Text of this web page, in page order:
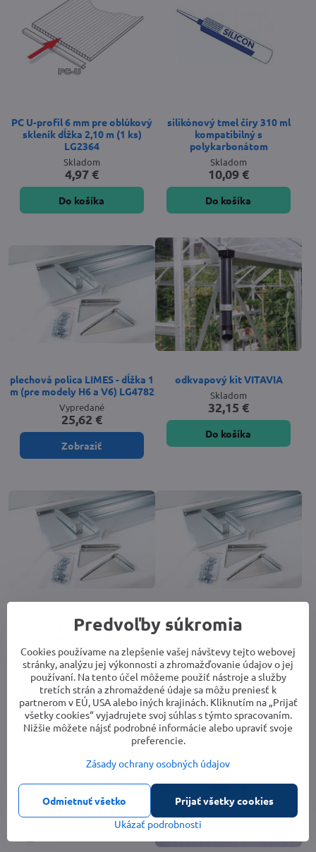
PC U-profil 6 mm pre oblúkový
skleník dĺžka 2,10 m (1 ks)
LG2364
Skladom
4,97 €
Do košíka
silikónový tmel číry 310 ml
kompatibilný s
polykarbonátom
Skladom
10,09 €
Do košíka
plechová polica LIMES - dĺžka 1
m (pre modely H6 a V6) LG4782
Vypredané
25,62 €
Zobraziť
odkvapový kit VITAVIA
Skladom
32,15 €
Do košíka
plechová polica LIMES - dĺžka
LG4781
Vypredané
40,53 €
Zobraziť
plechová polica LIMES - dĺžka
LG4780
Vypredané
40,53 €
Zobraziť
Predvoľby súkromia
Cookies používame na zlepšenie vašej návštevy tejto webovej
stránky, analýzu jej výkonnosti a zhromažďovanie údajov o jej
používaní. Na tento účel môžeme použiť nástroje a služby
tretích strán a zhromaždené údaje sa môžu preniesť k
partnerom v EÚ, USA alebo iných krajinách. Kliknutím na „Prijať
všetky cookies“ vyjadrujete svoj súhlas s týmto spracovaním.
Nižšie môžete nájsť podrobné informácie alebo upraviť svoje
preferencie.
Zásady ochrany osobných údajov
Ukázať podrobnosti
Prijať všetky cookies
Odmietnuť všetko